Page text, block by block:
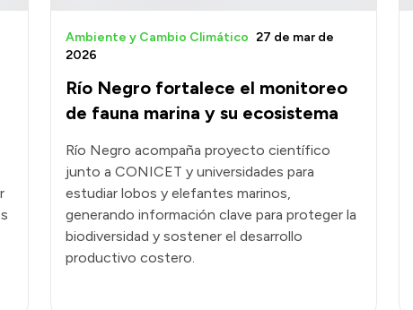
Río Negro fortalece el monitoreo
de fauna marina y su ecosistema
Ambiente y Cambio Climático 27 de mar de
2026
Río Negro acompaña proyecto científico
junto a CONICET y universidades para
estudiar lobos y elefantes marinos,
generando información clave para proteger la
biodiversidad y sostener el desarrollo
productivo costero.